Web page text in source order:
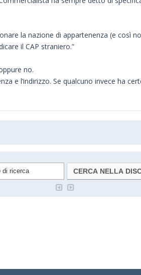
la nazione di appartenenza (e così
il CAP straniero.”
no.
e l’indirizzo. Se qualcuno invece ha